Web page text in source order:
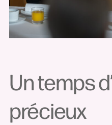
Un temps
précieux